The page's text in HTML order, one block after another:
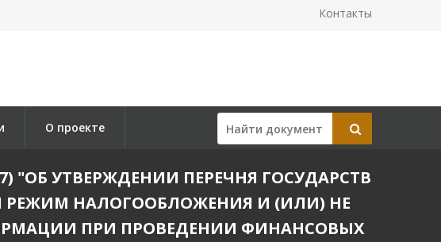
Контакты
О проекте
"ОБ УТВЕРЖДЕНИИ ПЕРЕЧНЯ ГОСУДАРСТВ
НАЛОГООБЛОЖЕНИЯ И (ИЛИ) НЕ
ПРИ ПРОВЕДЕНИИ ФИНАНСОВЫХ